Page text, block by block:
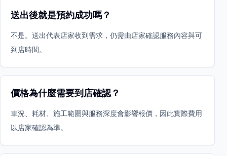
送出後就是預約成功嗎？
不是。送出代表店家收到需求，仍需由店家確認服務內容與可
到店時間。
價格為什麼需要到店確認？
車況、耗材、施工範圍與服務深度會影響報價，因此實際費用
以店家確認為準。